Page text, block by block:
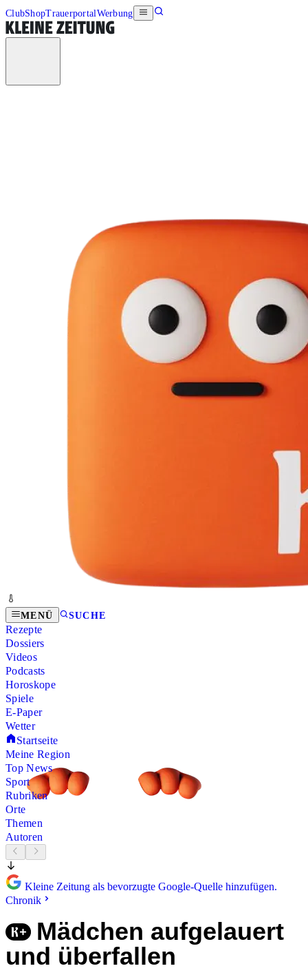
ClubShopTrauerportalWerbung
MENÜ SUCHE
Rezepte
Dossiers
Videos
Podcasts
Horoskope
Spiele
E-Paper
Wetter
Startseite
Meine Region
Top News
Sport
Rubriken
Orte
Themen
Autoren
Kleine Zeitung als bevorzugte Google-Quelle hinzufügen.
Chronik
Mädchen aufgelauert
und überfallen